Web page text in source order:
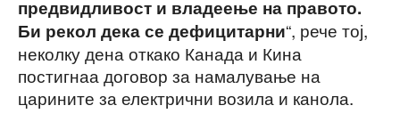
предвидливост и владеење на правото.
Би рекол дека се дефицитарни“, рече тој,
неколку дена откако Канада и Кина
постигнаа договор за намалување на
царините за електрични возила и канола.